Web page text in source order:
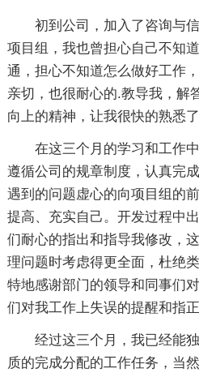
初到公司，加入了咨询与
项目组，我也曾担心自己不知
通，担心不知道怎么做好工作
亲切，也很耐心的.教导我，解
向上的精神，让我很快的熟悉
在这三个月的学习和工作
遵循公司的规章制度，认真完
遇到的问题虚心的向项目组的
提高、充实自己。开发过程中
们耐心的指出和指导我修改，
理问题时考虑得更全面，杜绝
特地感谢部门的领导和同事们
们对我工作上失误的提醒和指正
经过这三个月，我已经能
质的完成分配的工作任务，当